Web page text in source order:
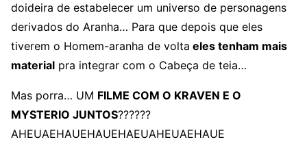
doideira de estabelecer um universo de personagens
derivados do Aranha… Para que depois que eles
tiverem o Homem-aranha de volta eles tenham mais
material pra integrar com o Cabeça de teia…
Mas porra… UM FILME COM O KRAVEN E O
MYSTERIO JUNTOS??????
AHEUAEHAUEHAUEHAEUAHEUAEHAUE